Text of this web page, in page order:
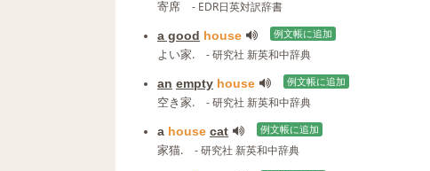
寄席 - EDR日英対訳辞書
a good house 例文帳に追加
よい家. - 研究社 新英和中辞典
an empty house 例文帳に追加
空き家. - 研究社 新英和中辞典
a house cat 例文帳に追加
家猫. - 研究社 新英和中辞典